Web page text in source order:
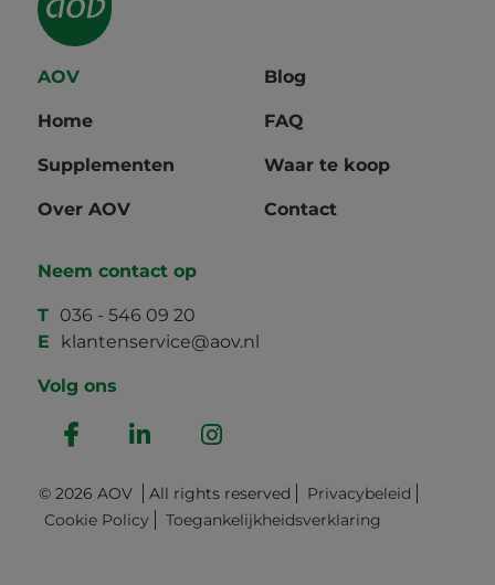
AOV
Home
Supplementen
Over AOV
Blog
FAQ
Waar te koop
Contact
Neem contact op
T 036 - 546 09 20
E
klantenservice@aov.nl
Volg ons
© 2026 AOV All rights reserved
Privacybeleid
Cookie Policy
Toegankelijkheidsverklaring